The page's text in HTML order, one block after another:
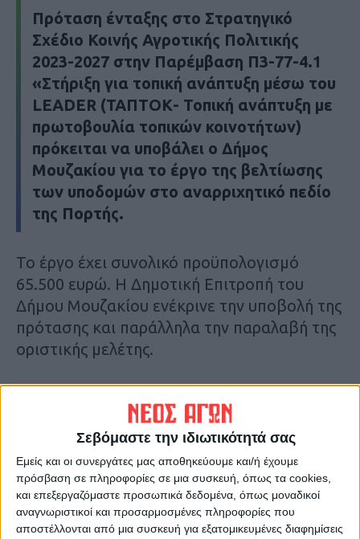
Σεβόμαστε την ιδιωτικότητά σας
Εμείς και οι συνεργάτες μας αποθηκεύουμε και/ή έχουμε
πρόσβαση σε πληροφορίες σε μια συσκευή, όπως τα cookies,
και επεξεργαζόμαστε προσωπικά δεδομένα, όπως μοναδικοί
αναγνωριστικοί και προσαρμοσμένες πληροφορίες που
αποστέλλονται από μια συσκευή για εξατομικευμένες διαφημίσεις
Πρόταση ένταξης στο Στρατηγικό
Σχέδιο Κοινής Αγροτικής Πολιτικής
2023-2027 στην Παρέμβαση Π3-77-4.1
«Στήριξη για τοπική ανάπτυξη μέσω του
LEADER (ΤΑΠΤΟΚ- Τοπική ανάπτυξη με
πρωτοβουλία τοπικών κοινοτήτων)
πρόκειται να υποβάλει ο Δήμος
Μουζακίου για το έργο της βελτίωσης
των υποδομών στο αναρριχητικό πεδίο
της Πορτής.
Το έργο έχει συνολικό προϋπολογισμό
65.500 ευρώ. Η Δημοτική Επιτροπή του
Δήμου Μουζακίου ενέκρινε την υποβολή της
πρότασης και παράλληλα την παραλαβή της
οριστικής μελέτης.
Ο σκοπός της εν λόγω προτεινόμενης
πράξης είναι η βελτίωση της υποδομής του
υπάρχοντος μονοπατιού όπως και του
παρόδιου χώρου της οδού Μουζακίου –
Πορτής που είναι και η αφετηρία του
μονοπατιού μέσω του οποίου γίνεται η
πρόσβαση.